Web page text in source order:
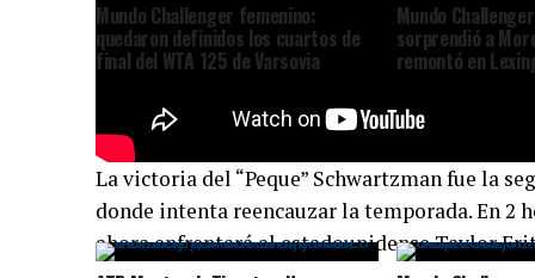
La victoria del “Peque” Schwartzman fue la
donde intenta reencauzar la temporada. En 2
ahora enfrentará al estadounidense Taylor
Mundo Challenger femenino:
quedaron definidos los cuartos de
final del WTA 125 de Varsovia
Mundo
sorprendió a
remontó en